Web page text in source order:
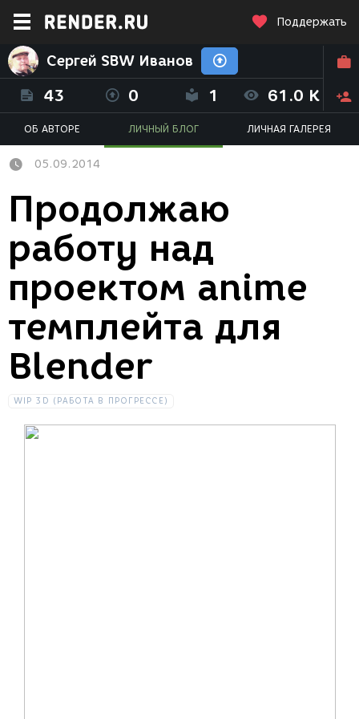
Поддержать
Сергей SBW Иванов
43 0 1 61.0 K
ОБ АВТОРЕ ЛИЧНЫЙ БЛОГ ЛИЧНАЯ ГАЛЕРЕЯ
05.09.2014
Продолжаю
работу над
проектом anime
темплейта для
Blender
WIP 3D (РАБОТА В ПРОГРЕССЕ)